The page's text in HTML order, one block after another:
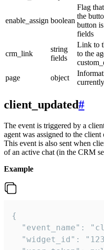
enable_assign boolean
Flag
the
button
fields
crm_link
string
fields
Link to
to the
page
object
client_updated#
The event is triggered by a
agent was assigned to the
This event is also sent when
of an active chat (in the CRM
Example
{
"event_name":
"widget_id":